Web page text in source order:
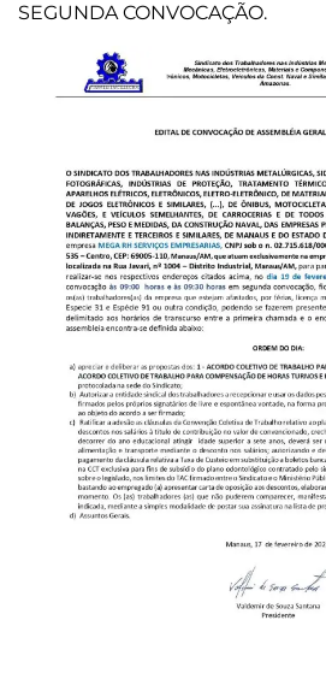
SEGUNDA CONVOCAÇÃO.